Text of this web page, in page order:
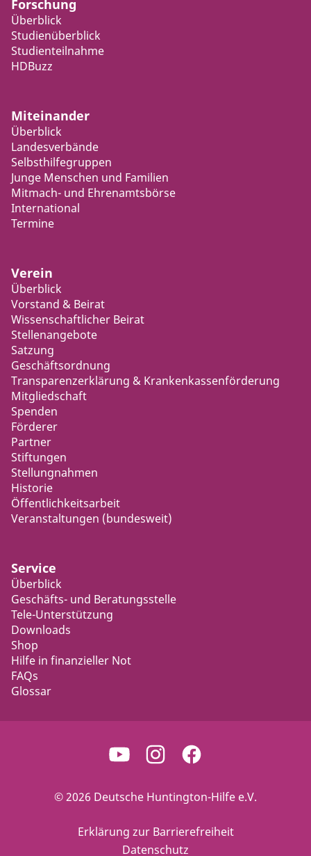
Forschung
Überblick
Studienüberblick
Studienteilnahme
HDBuzz
Miteinander
Überblick
Landesverbände
Selbsthilfegruppen
Junge Menschen und Familien
Mitmach- und Ehrenamtsbörse
International
Termine
Verein
Überblick
Vorstand & Beirat
Wissenschaftlicher Beirat
Stellenangebote
Satzung
Geschäftsordnung
Transparenzerklärung & Krankenkassenförderung
Mitgliedschaft
Spenden
Förderer
Partner
Stiftungen
Stellungnahmen
Historie
Öffentlichkeitsarbeit
Veranstaltungen (bundesweit)
Service
Überblick
Geschäfts- und Beratungsstelle
Tele-Unterstützung
Downloads
Shop
Hilfe in finanzieller Not
FAQs
Glossar
© 2026 Deutsche Huntington-Hilfe e.V.
Erklärung zur Barrierefreiheit
Datenschutz